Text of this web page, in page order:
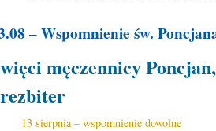
– Wspomnienie św.
męczennicy
13 sierpnia – wspomnienie dowolne